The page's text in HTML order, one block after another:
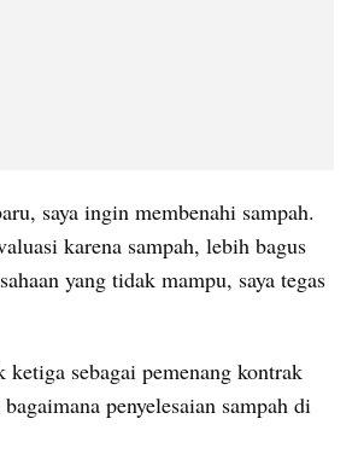
saya ingin membenahi sampah.
karena sampah, lebih bagus
yang tidak mampu, saya tegas
sebagai pemenang kontrak
penyelesaian sampah di